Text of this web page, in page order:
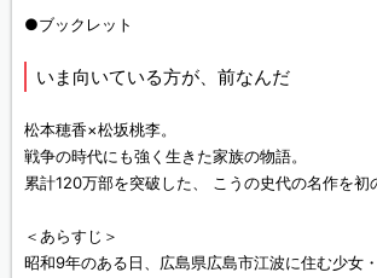
●ブックレット
いま向いている方が、前なんだ
松本穂香×松坂桃李。
戦争の時代にも強く生きた家族の物語。
累計120万部を突破した、 こうの史代の名作を初
＜あらすじ＞
昭和9年のある日、広島県広島市江波に住む少女